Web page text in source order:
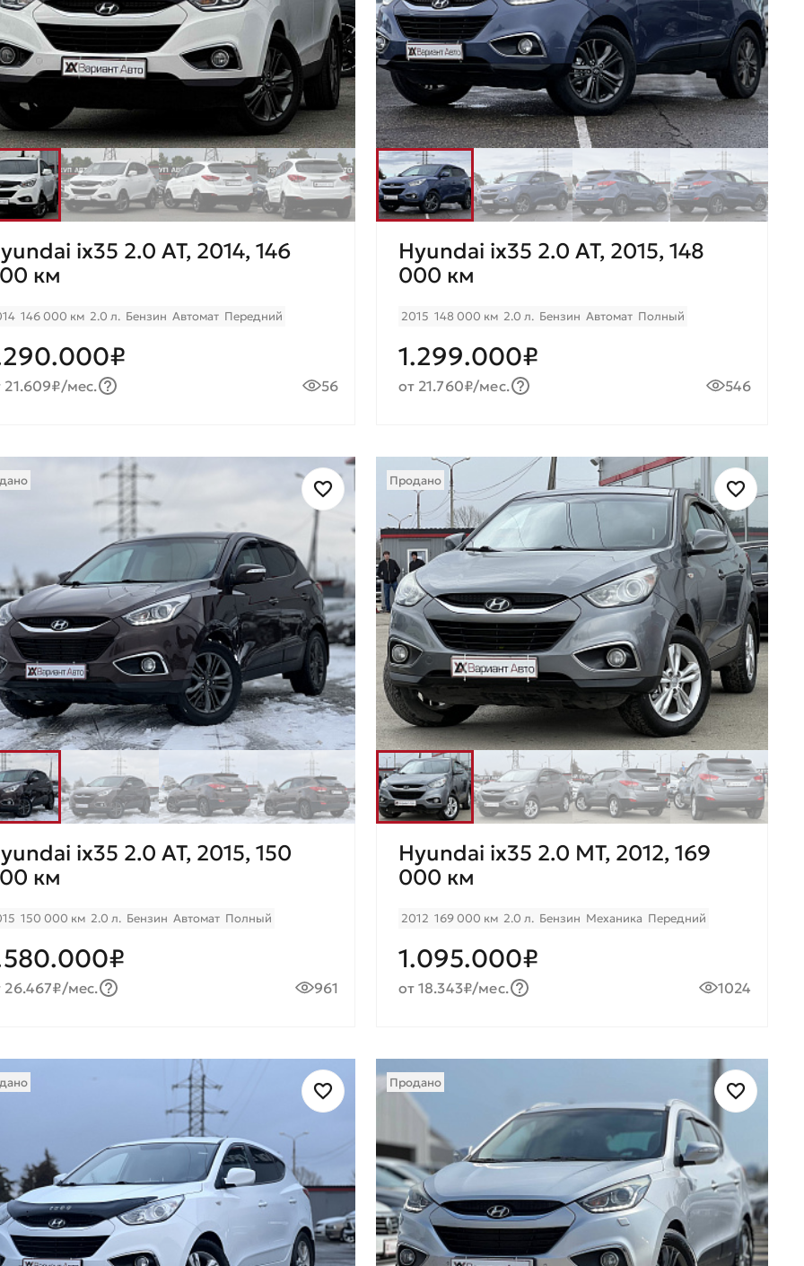
ix35 2.0 AT, 2014, 146
км
146 000 км 2.0 л. Бензин Автомат Передний
21.609₽/мес. 56
Hyundai ix35 2.0 AT, 2015, 148
000 км
2015 148 000 км 2.0 л. Бензин Автомат Полный
1.299.000₽
от 21.760₽/мес. 546
ix35 2.0 AT, 2015, 150
км
150 000 км 2.0 л. Бензин Автомат Полный
26.467₽/мес. 961
Продано
Hyundai ix35 2.0 MT, 2012, 169
000 км
2012 169 000 км 2.0 л. Бензин Механика Передний
1.095.000₽
от 18.343₽/мес. 1024
Продано